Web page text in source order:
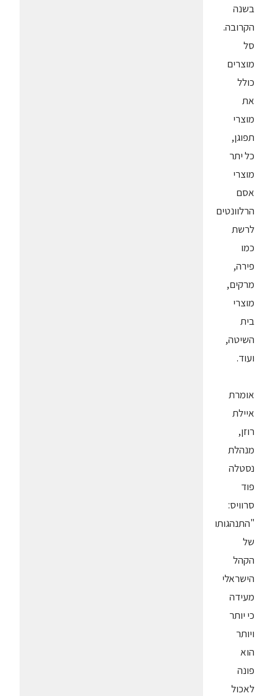
בשנה
הקרובה.
סל
מוצרים
כולל
את
מוצרי
תפוגן,
כל יתר
מוצרי
אסם
הרלוונטים
לרשת
כמו
פירה,
מרקים,
מוצרי
בית
השיטה,
ועוד.
אומרת
איילת
רוזן,
מנהלת
נסטלה
פוד
סרוויס:
"התנהגותו
של
הקהל
הישראלי
מעידה
כי יותר
ויותר
הוא
פונה
לאכול